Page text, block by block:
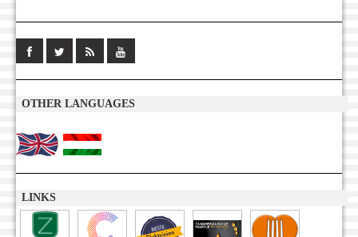
OTHER LANGUAGES
LINKS